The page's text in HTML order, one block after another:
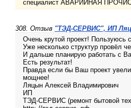
специалист АВАРИЙНАЯ
308. Отзыв "ТЭД-СЕРВИС", ИП
Очень крутой проект! Пользуюсь
Уже несколько структур провёл
И дальше планирую работать с
Есть результат!
Правда если бы Ваш проект
мощнее!
Ляцын Алексей Владимирович
ИП
ТЭД-СЕРВИС (ремонт бытовой